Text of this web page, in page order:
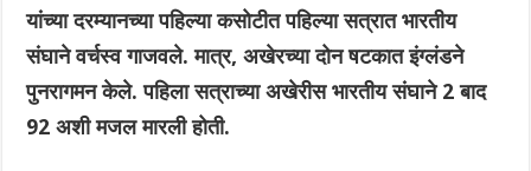
यांच्या दरम्यानच्या पहिल्या कसोटीत पहिल्या सत्रात भारतीय
संघाने वर्चस्व गाजवले. मात्र, अखेरच्या दोन षटकात इंग्लंडने
पुनरागमन केले. पहिला सत्राच्या अखेरीस भारतीय संघाने 2 बाद
92 अशी मजल मारली होती.